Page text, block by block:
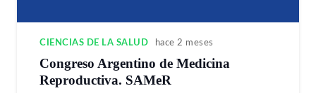
CIENCIAS DE LA SALUD hace 2 meses
Congreso Argentino de Medicina
Reproductiva. SAMeR